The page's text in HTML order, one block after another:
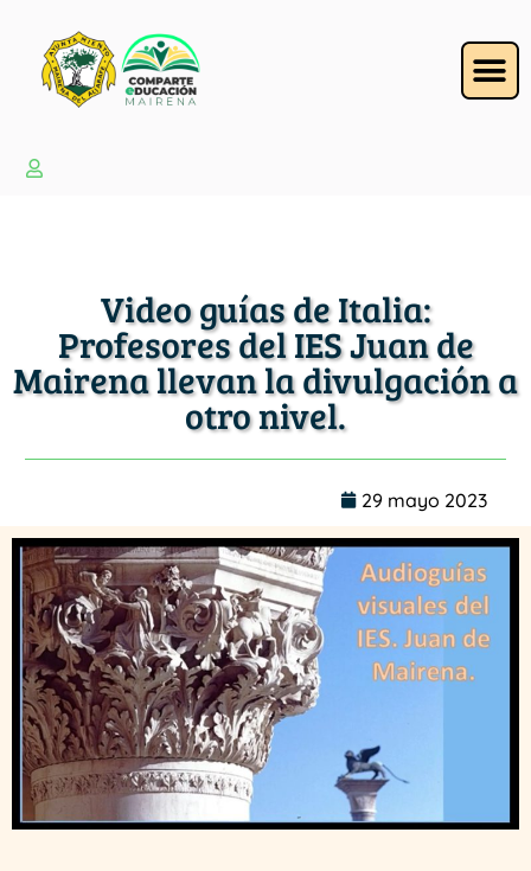
Video guías de Italia:
Profesores del IES Juan de
Mairena llevan la divulgación a
otro nivel.
29 mayo 2023